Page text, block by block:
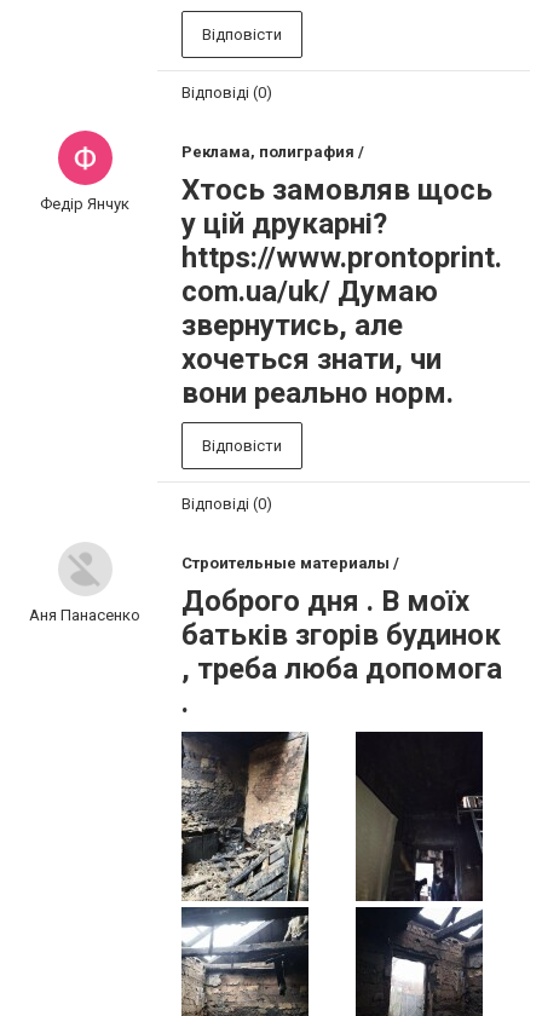
Відповісти
Відповіді (0)
Федір Янчук
Реклама, полиграфия /
Хтось замовляв щось
у цій друкарні?
https://www.prontoprint.
com.ua/uk/ Думаю
звернутись, але
хочеться знати, чи
вони реально норм.
Відповісти
Відповіді (0)
Аня Панасенко
Строительные материалы /
Доброго дня . В моїх
батьків згорів будинок
, треба люба допомога
.